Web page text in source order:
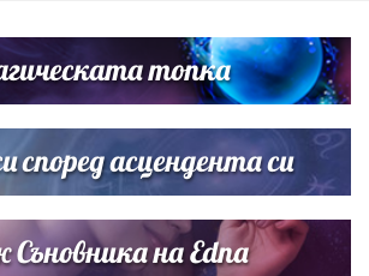
Ло и Риана във ВИП гостите на
топка
според асцендента си
на Edna